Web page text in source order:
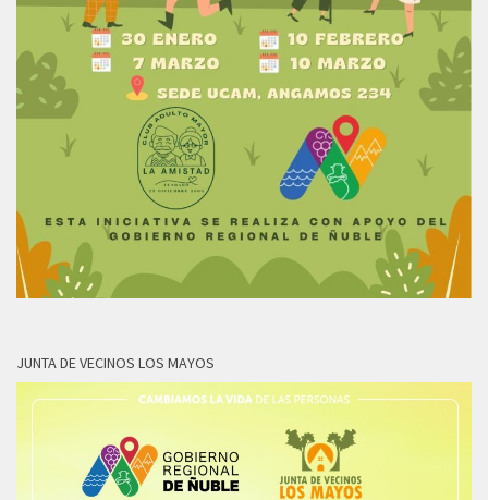
JUNTA DE VECINOS LOS MAYOS